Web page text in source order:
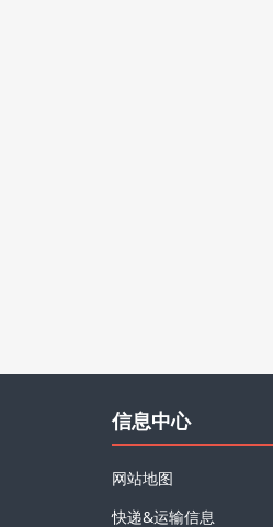
信息中心
网站地图
快递&运输信息